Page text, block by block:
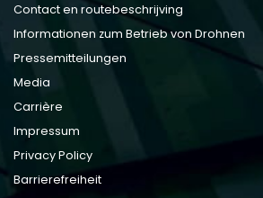
Contact en routebeschrijving
Informationen zum Betrieb von Drohnen
Pressemitteilungen
Media
Carrière
Impressum
Privacy Policy
Barrierefreiheit